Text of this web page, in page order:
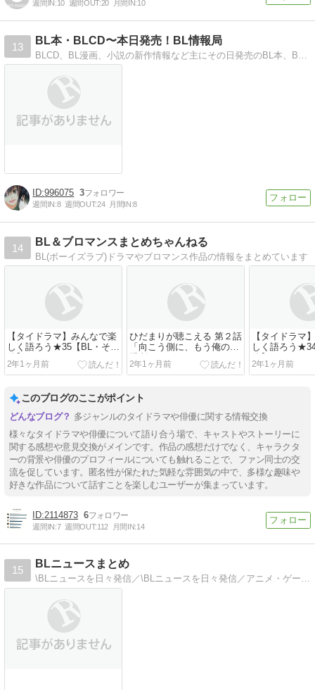
週間IN:10 週間OUT:20 月間IN:10
13
BL本・BLCD〜本日発売！BL情報局
996075 3
週間IN:8 週間OUT:24 月間IN:8
14
BL＆ブロマンスまとめちゃんねる
BL(ボーイズラブ)ドラマやブロマンス作品の情報をまとめています
【タイドラマ】みんなで楽
しく語ろう★35【BL・その
他】まとめその1
2年1ヶ月前
ひだまりが聴こえる 第２話
「向こう側に、もう俺の居
場所はない」スレまとめ
2年1ヶ月前
【タイドラマ
しく語ろう
他】まとめそ
2年1ヶ月前
このブログのここがポイント
多ジャンルのタイドラマや俳優に関する情報交換
様々なタイドラマや俳優について語り合う場で、キャストやストーリーに
関する感想や意見交換がメインです。作品の感想だけでなく、キャラクタ
ーの背景や俳優のプロフィールについても触れることで、ファン同士の交
流を促しています。匿名性が保たれた気軽な雰囲気の中で、多様な趣味や
好きな作品について話すことを楽しむユーザーが集まっています。
2114873 6
週間IN:7 週間OUT:112 月間IN:14
15
BLニュースまとめ
\BLニュースを日々発信／\BLニュースを日々発信／アニメ・ゲーム・コミックetc、あらゆる情報をご紹介！